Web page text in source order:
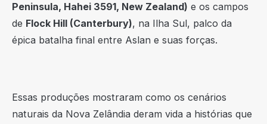
Peninsula, Hahei 3591, New Zealand) e os campos
de Flock Hill (Canterbury), na Ilha Sul, palco da
épica batalha final entre Aslan e suas forças.
Essas produções mostraram como os cenários
naturais da Nova Zelândia deram vida a histórias que